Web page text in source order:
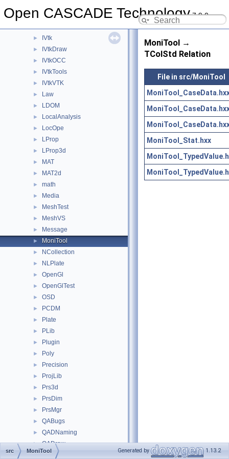
Open CASCADE Technology7.9.0
IntTools
► IVtk
► IVtkDraw
► IVtkOCC
► IVtkTools
► IVtkVTK
► Law
► LDOM
► LocalAnalysis
► LocOpe
► LProp
► LProp3d
► MAT
► MAT2d
► math
► Media
► MeshTest
► MeshVS
► Message
► MoniTool
► NCollection
► NLPlate
► OpenGl
► OpenGlTest
► OSD
► PCDM
► Plate
► PLib
► Plugin
► Poly
► Precision
► ProjLib
► Prs3d
► PrsDim
► PrsMgr
► QABugs
► QADNaming
► QADraw
► QANCollection
MoniTool →
TColStd Relation
File in src/MoniTool
MoniTool_Stat.hxx
src MoniTool Generated by 1.13.2